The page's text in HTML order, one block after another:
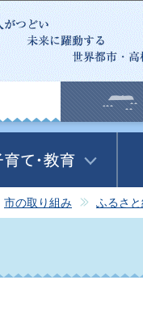
この
市の取り組み ふるさ